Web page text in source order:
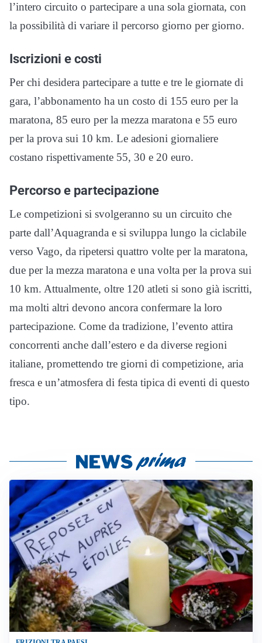
l’intero circuito o partecipare a una sola giornata, con
la possibilità di variare il percorso giorno per giorno.
Iscrizioni e costi
Per chi desidera partecipare a tutte e tre le giornate di
gara, l’abbonamento ha un costo di 155 euro per la
maratona, 85 euro per la mezza maratona e 55 euro
per la prova sui 10 km. Le adesioni giornaliere
costano rispettivamente 55, 30 e 20 euro.
Percorso e partecipazione
Le competizioni si svolgeranno su un circuito che
parte dall’Aquagranda e si sviluppa lungo la ciclabile
verso Vago, da ripetersi quattro volte per la maratona,
due per la mezza maratona e una volta per la prova sui
10 km. Attualmente, oltre 120 atleti si sono già iscritti,
ma molti altri devono ancora confermare la loro
partecipazione. Come da tradizione, l’evento attira
concorrenti anche dall’estero e da diverse regioni
italiane, promettendo tre giorni di competizione, aria
fresca e un’atmosfera di festa tipica di eventi di questo
tipo.